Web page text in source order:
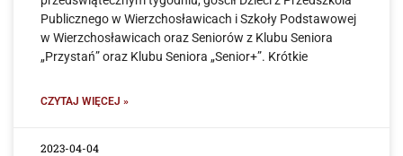
Publicznego w Wierzchosławicach i Szkoły Podstawowej
w Wierzchosławicach oraz Seniorów z Klubu Seniora
„Przystań” oraz Klubu Seniora „Senior+”. Krótkie
CZYTAJ WIĘCEJ »
2023-04-04